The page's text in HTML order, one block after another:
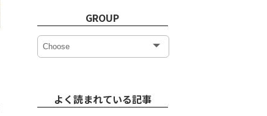
GROUP
よく読まれている記事